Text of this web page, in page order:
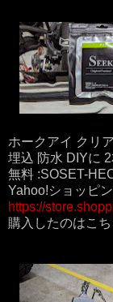
ホークアイ クリ
埋込 防水 DIYに
無料 :SOSET-
Yahoo!ショッピ
https://
購入したのはこ